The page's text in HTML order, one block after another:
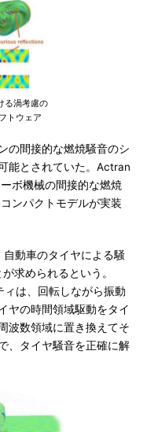
る渦考慮の
トウェア
の間接的な燃焼騒音のシ
能とされていた。Actran
ボ機械の間接的な燃焼
ンパクトモデルが実装
動車のタイヤによる騒
求められるという。
は、回転しながら振動
ヤの時間領域駆動をタイ
波数領域に置き換えてそ
、タイヤ騒音を正確に解